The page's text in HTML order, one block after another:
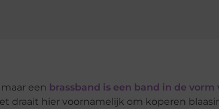
een brassband is een band in de vorm
draait hier voornamelijk om koperen